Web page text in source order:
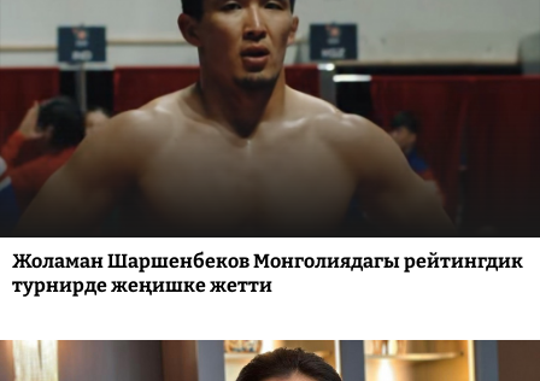
Жоламан Шаршенбеков Монголиядагы рейтингдик
турнирде жеңишке жетти